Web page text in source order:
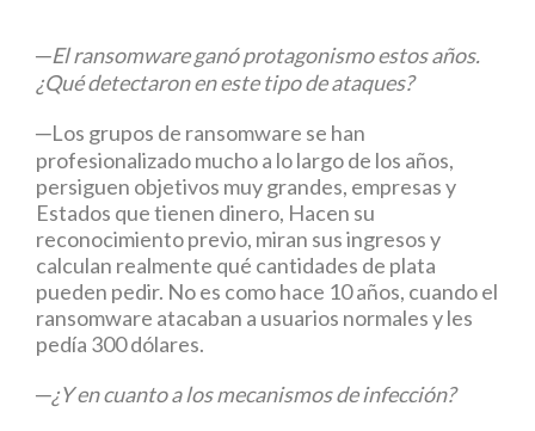
─El ransomware ganó protagonismo estos años.
¿Qué detectaron en este tipo de ataques?
─Los grupos de ransomware se han
profesionalizado mucho a lo largo de los años,
persiguen objetivos muy grandes, empresas y
Estados que tienen dinero, Hacen su
reconocimiento previo, miran sus ingresos y
calculan realmente qué cantidades de plata
pueden pedir. No es como hace 10 años, cuando el
ransomware atacaban a usuarios normales y les
pedía 300 dólares.
─¿Y en cuanto a los mecanismos de infección?